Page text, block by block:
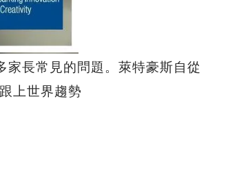
家長常見的問題。萊特豪斯自從
上世界趨勢